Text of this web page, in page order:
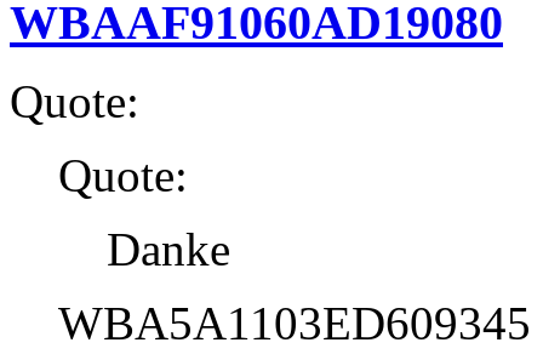
WBAAF91060AD19080
Quote:
Quote:
Danke
WBA5A1103ED609345